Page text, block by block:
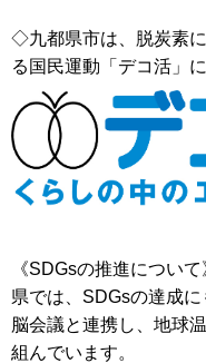
◇九都県市は、脱炭素
る国民運動「デコ活」
《SDGsの推進について
県では、SDGsの達成
脳会議と連携し、地球
組んでいます。